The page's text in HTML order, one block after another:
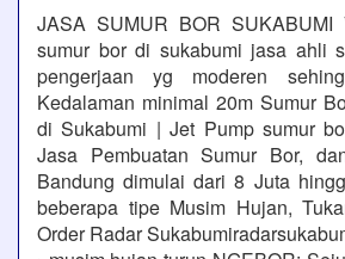
JASA SUMUR BOR
sumur bor di sukabumi jasa ahli
pengerjaan yg moderen
Kedalaman minimal 20m Sumur
di Sukabumi | Jet Pump sumur
Jasa Pembuatan Sumur Bor,
Bandung dimulai dari 8 Juta
beberapa tipe Musim Hujan,
Order Radar